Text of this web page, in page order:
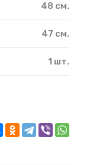
48 см.
47 см.
1 шт.